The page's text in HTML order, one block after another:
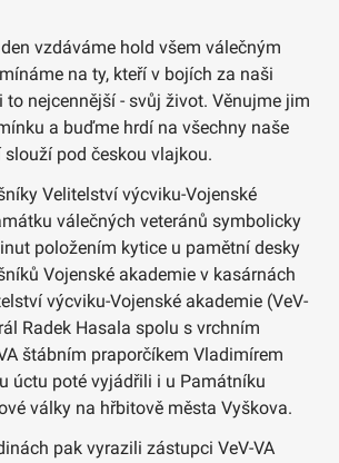
vzdáváme hold všem válečným
na ty, kteří v bojích za naši
nejcennější - svůj život. Věnujme jim
a buďme hrdí na všechny naše
slouží pod českou vlajkou.
Velitelství výcviku-Vojenské
válečných veteránů symbolicky
položením kytice u pamětní desky
Vojenské akademie v kasárnách
výcviku-Vojenské akademie (VeV-
Radek Hasala spolu s vrchním
štábním praporčíkem Vladimírem
úctu poté vyjádřili i u Památníku
války na hřbitově města Vyškova.
pak vyrazili zástupci VeV-VA